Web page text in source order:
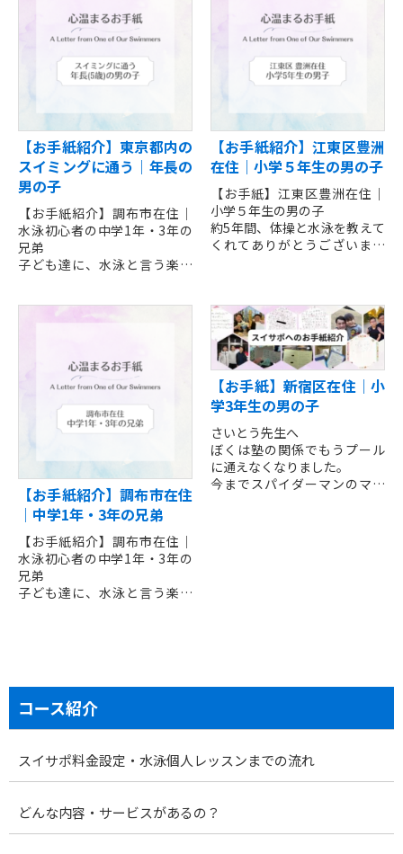
【お手紙紹介】東京都内の
スイミングに通う｜年長の
男の子
【お手紙紹介】調布市在住｜
水泳初心者の中学1年・3年の
兄弟
子ども達に、水泳と言う楽し
全く泳げなかった2人がこんな
でありがとうございました。
【お手紙紹介】江東区豊洲
在住｜小学５年生の男の子
【お手紙】江東区豊洲在住｜
小学５年生の男の子
約5年間、体操と水泳を教えて
くれてありがとうございまし
がやさしく教えてくれたおか
げで、今ではクロール、平泳
ぎ、背泳ぎ、バタフライが泳げ
るようになりました。
【お手紙紹介】調布市在住
｜中学1年・3年の兄弟
【お手紙紹介】調布市在住｜
水泳初心者の中学1年・3年の
兄弟
子ども達に、水泳と言う楽し
【お手紙】新宿区在住｜小
学3年生の男の子
さいとう先生へ
ぼくは塾の関係でもうプール
に通えなくなりました。
今までスパイダーマンのマネ
コース紹介
スイサポ料金設定・水泳個人レッスンまでの流れ
どんな内容・サービスがあるの？